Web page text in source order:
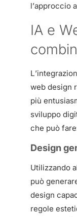
l’approccio
IA e
web design
più
sviluppo
che può
Design
Utilizzando
può
design
regole